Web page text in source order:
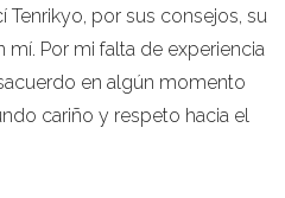
por sus consejos, su
mí. Por mi falta de experiencia
en algún momento
cariño y respeto hacia el